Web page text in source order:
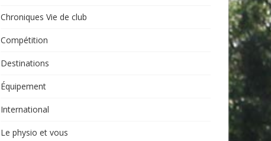
Chroniques Vie de club
Compétition
Destinations
Équipement
International
Le physio et vous